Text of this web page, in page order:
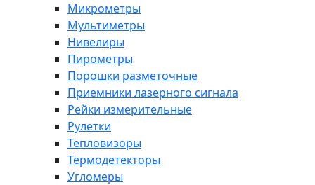
Микрометры
Мультиметры
Нивелиры
Пирометры
Порошки разметочные
Приемники лазерного сигнала
Рейки измерительные
Рулетки
Тепловизоры
Термодетекторы
Угломеры